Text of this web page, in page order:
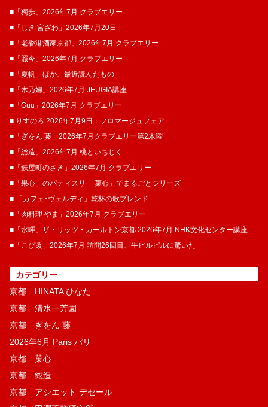
■「獨歩」2026年7月 クラブエリー
■「じき 宮ざわ」2026年7月20日
■「老香港酒家京都」2026年7月 クラブエリー
■「照今」2026年7月 クラブエリー
■「夏帆」ほか、最近読んだもの
■「木乃婦」2026年7月 JEUGIA講座
■「Guu」2026年7月 クラブエリー
■ りすのろ 2026年7月9日：フロマージュフェア
■「ぎをん 藤」2026年7月クラブエリー第2木曜
■「総造」2026年7月 桃といちじく
■「麩屋町のざき」2026年7月 クラブエリー
■「果心」のパティスリ「 菓​心」でまるごとシリーズ
■ 「カフェ･ヴェルディ」乾杯の歌ブレンド
■「肉料理 やま」2026年7月 クラブエリー
■「水暉」ザ・リッツ・カールトン京都 2026年7月 NHK文化センター講座
■「こぴゑ」2026年7月 訪問26回目、牛ピルピルに驚いた
カテゴリー
京都 HINATA ひなた
京都 清水一芳園
京都 ぎをん 藤
2026年6月 Paris パリ
京都 菓​心
京都 総造
京都 アシエット デセール